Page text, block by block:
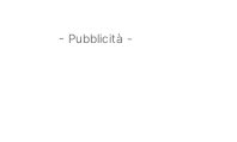
- Pubblicità -